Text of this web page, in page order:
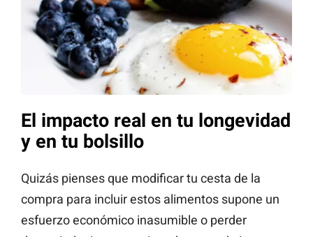
El impacto real en tu longevidad
y en tu bolsillo
Quizás pienses que modificar tu cesta de la
compra para incluir estos alimentos supone un
esfuerzo económico inasumible o perder